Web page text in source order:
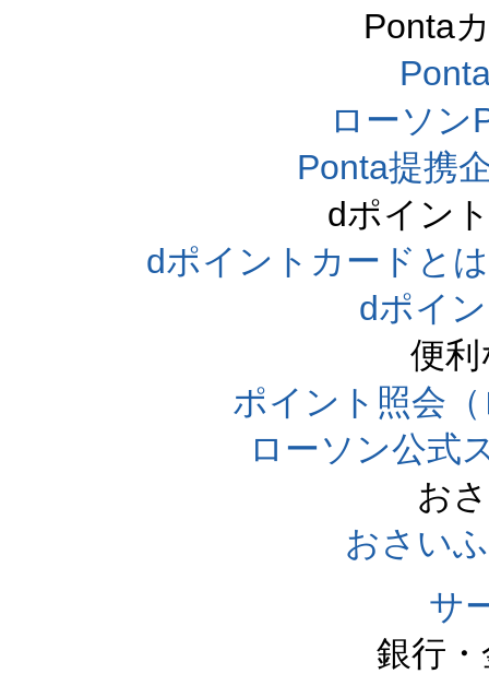
Ponta
ローソン
Ponta提携
dポイン
dポイントカードと
dポイ
便
ポイント照会
ローソン公式
お
おさい
サ
銀行